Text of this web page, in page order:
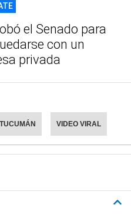
el Senado para
con un
privada
TUCUMÁN VIDEO VIRAL